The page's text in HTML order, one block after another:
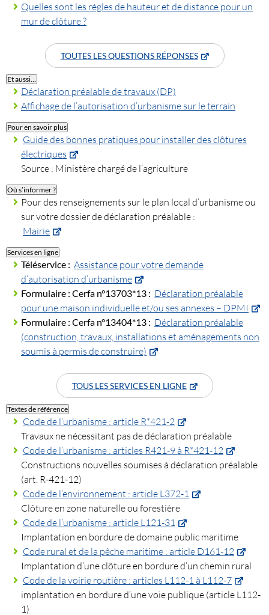
Quelles sont les règles de hauteur et de distance pour un
mur de clôture ?
TOUTES LES QUESTIONS RÉPONSES
Et aussi…
Déclaration préalable de travaux (DP)
Affichage de l’autorisation d’urbanisme sur le terrain
Pour en savoir plus
Guide des bonnes pratiques pour installer des clôtures
électriques
Source : Ministère chargé de l’agriculture
Où s’informer ?
Pour des renseignements sur le plan local d’urbanisme ou
sur votre dossier de déclaration préalable :
Mairie
Services en ligne
Téléservice : Assistance pour votre demande
d’autorisation d’urbanisme
Formulaire : Cerfa n°13703*13 : Déclaration préalable
pour une maison individuelle et/ou ses annexes – DPMI
Formulaire : Cerfa n°13404*13 : Déclaration préalable
(construction, travaux, installations et aménagements non
soumis à permis de construire)
TOUS LES SERVICES EN LIGNE
Textes de référence
Code de l’urbanisme : article R*421-2
Travaux ne nécessitant pas de déclaration préalable
Code de l’urbanisme : articles R421-9 à R*421-12
Constructions nouvelles soumises à déclaration préalable
(art. R-421-12)
Code de l’environnement : article L372-1
Clôture en zone naturelle ou forestière
Code de l’urbanisme : article L121-31
Implantation en bordure de domaine public maritime
Code rural et de la pêche maritime : article D161-12
Implantation d’une clôture en bordure d’un chemin rural
Code de la voirie routière : articles L112-1 à L112-7
implantation en bordure d’une voie publique (article L112-
1)